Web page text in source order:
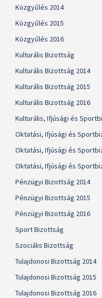
Közgyűlés 2014
Közgyűlés 2015
Közgyűlés 2016
Kulturális Bizottság
Kulturális Bizottság 2014
Kulturális Bizottság 2015
Kulturális Bizottság 2016
Kulturális, Ifjúsági és
Oktatási, Ifjúsági és
Oktatási, Ifjúsági és
Oktatási, Ifjúsági és
Pénzügyi Bizottság 2014
Pénzügyi Bizottság 2015
Pénzügyi Bizottság 2016
Sport Bizottság
Szociális Bizottság
Tulajdonosi Bizottság 2014
Tulajdonosi Bizottság 2015
Tulajdonosi Bizottság 2016